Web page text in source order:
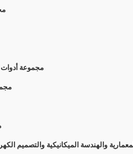
مجموعة أدوات